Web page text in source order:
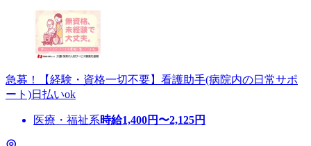
急募！【経験・資格一切不要】看護助手(病院内の日常サポ
ート)日払いok
医療・福祉系時給1,400円〜2,125円